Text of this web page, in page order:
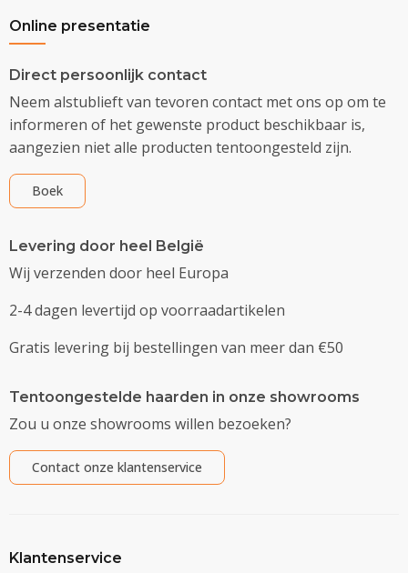
Online presentatie
Direct persoonlijk contact
Neem alstublieft van tevoren contact met ons op om te
informeren of het gewenste product beschikbaar is,
aangezien niet alle producten tentoongesteld zijn.
Boek
Levering door heel België
Wij verzenden door heel Europa
2-4 dagen levertijd op voorraadartikelen
Gratis levering bij bestellingen van meer dan €50
Tentoongestelde haarden in onze showrooms
Zou u onze showrooms willen bezoeken?
Contact onze klantenservice
Klantenservice